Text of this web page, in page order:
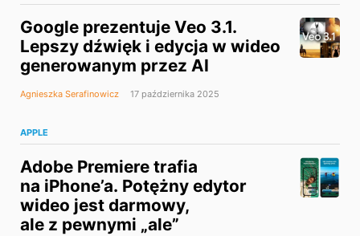
Google prezentuje Veo 3.1.
Lepszy dźwięk i edycja w wideo
generowanym przez AI
Agnieszka Serafinowicz 17 października 2025
APPLE
Adobe Premiere trafia
na iPhone’a. Potężny edytor
wideo jest darmowy,
ale z pewnymi „ale”